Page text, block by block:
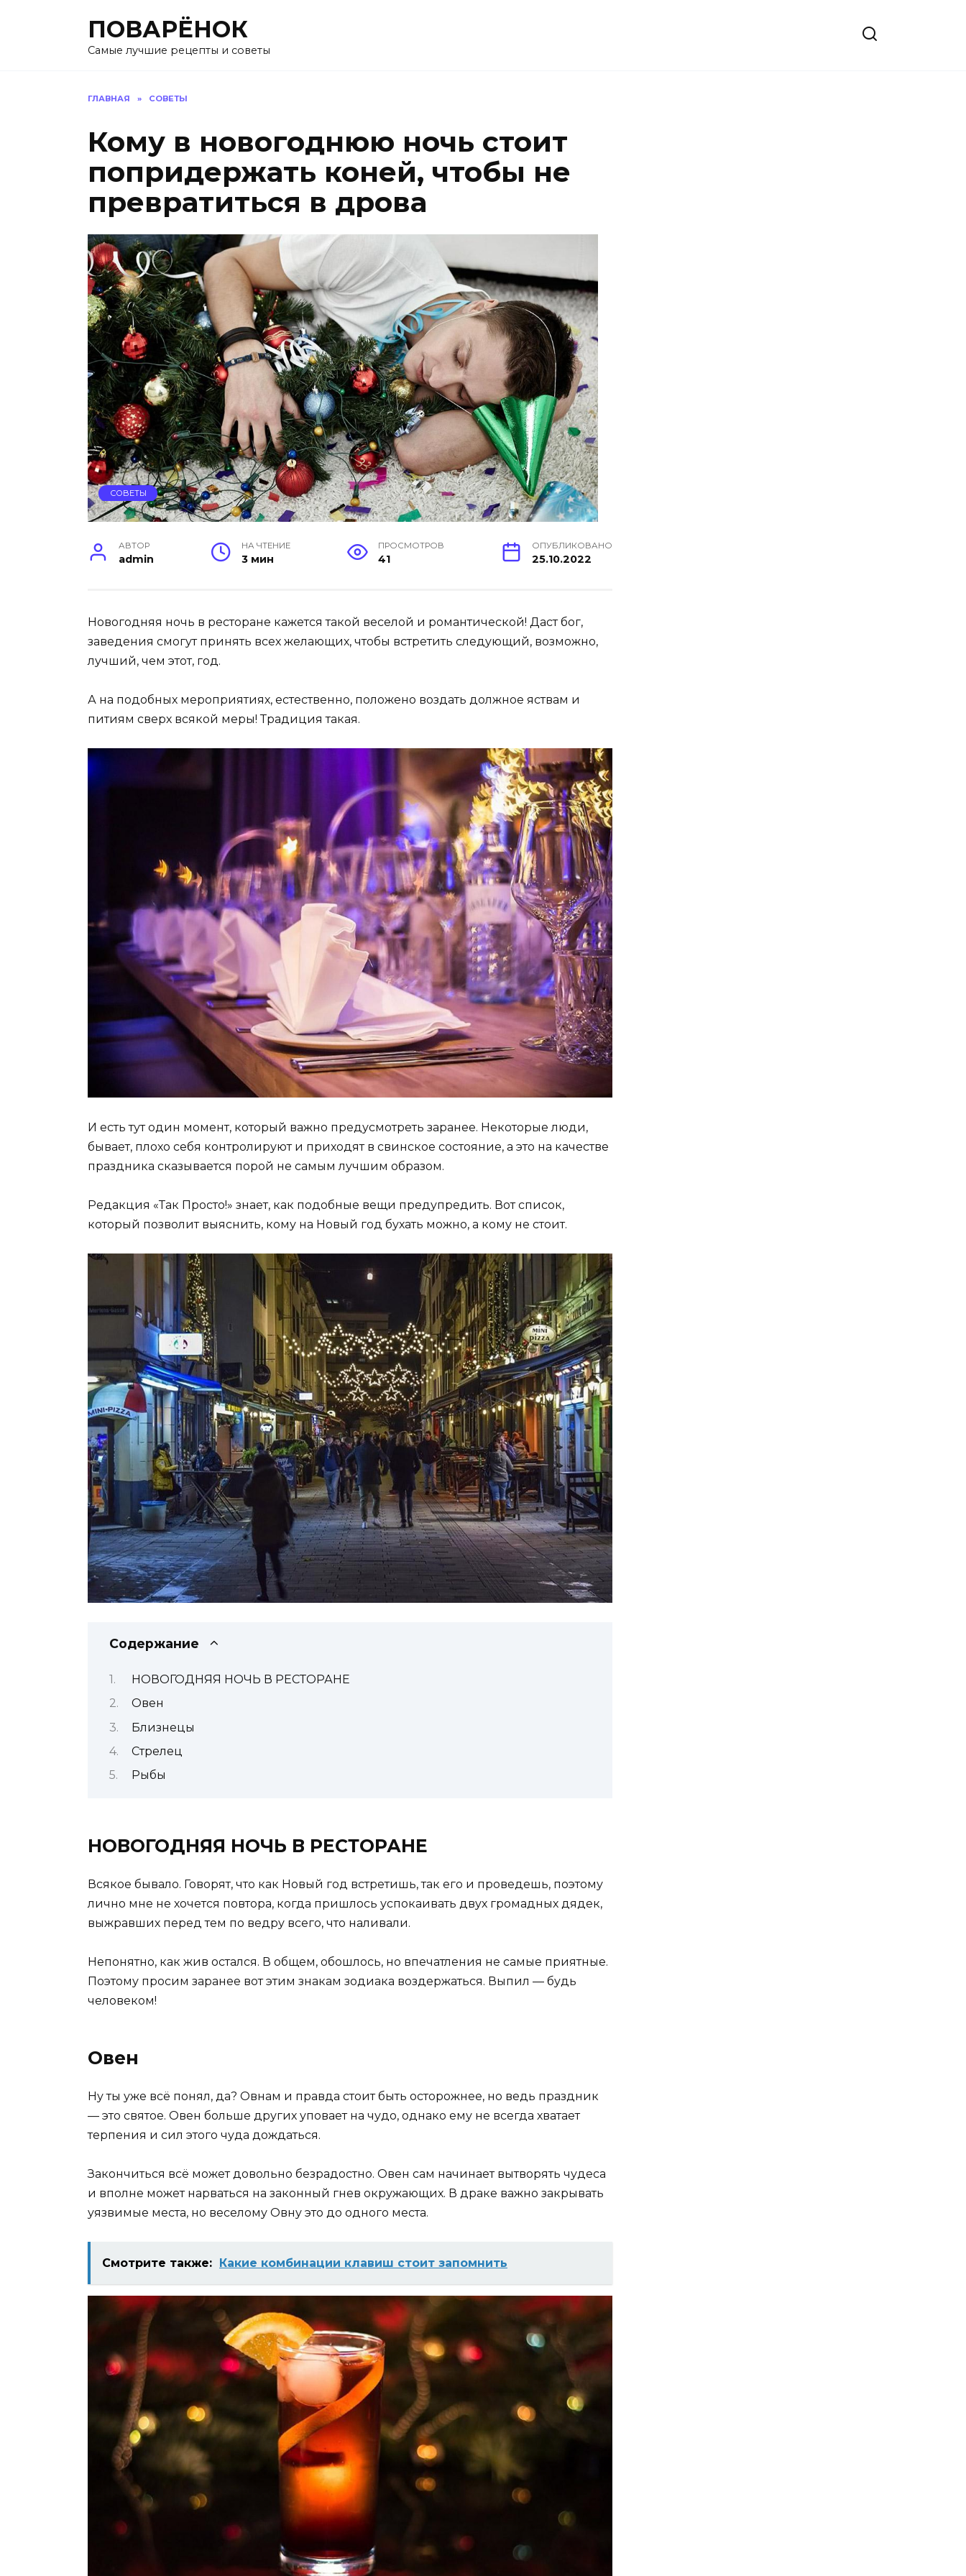
ПОВАРЁНОК
Самые лучшие рецепты и советы
ГЛАВНАЯ » СОВЕТЫ
Кому в новогоднюю ночь стоит
попридержать коней, чтобы не
превратиться в дрова
СОВЕТЫ
АВТОР
admin
НА ЧТЕНИЕ
3 мин
ПРОСМОТРОВ
41
ОПУБЛИКОВАНО
25.10.2022
Новогодняя ночь в ресторане кажется такой веселой и романтической! Даст бог,
заведения смогут принять всех желающих, чтобы встретить следующий, возможно,
лучший, чем этот, год.
А на подобных мероприятиях, естественно, положено воздать должное яствам и
питиям сверх всякой меры! Традиция такая.
И есть тут один момент, который важно предусмотреть заранее. Некоторые люди,
бывает, плохо себя контролируют и приходят в свинское состояние, а это на качестве
праздника сказывается порой не самым лучшим образом.
Редакция «Так Просто!» знает, как подобные вещи предупредить. Вот список,
который позволит выяснить, кому на Новый год бухать можно, а кому не стоит.
Содержание
НОВОГОДНЯЯ НОЧЬ В РЕСТОРАНЕ
Овен
Близнецы
Стрелец
Рыбы
НОВОГОДНЯЯ НОЧЬ В РЕСТОРАНЕ
Всякое бывало. Говорят, что как Новый год встретишь, так его и проведешь, поэтому
лично мне не хочется повтора, когда пришлось успокаивать двух громадных дядек,
выжравших перед тем по ведру всего, что наливали.
Непонятно, как жив остался. В общем, обошлось, но впечатления не самые приятные.
Поэтому просим заранее вот этим знакам зодиака воздержаться. Выпил — будь
человеком!
Овен
Ну ты уже всё понял, да? Овнам и правда стоит быть осторожнее, но ведь праздник
— это святое. Овен больше других уповает на чудо, однако ему не всегда хватает
терпения и сил этого чуда дождаться.
Закончиться всё может довольно безрадостно. Овен сам начинает вытворять чудеса
и вполне может нарваться на законный гнев окружающих. В драке важно закрывать
уязвимые места, но веселому Овну это до одного места.
Смотрите также: Какие комбинации клавиш стоит запомнить